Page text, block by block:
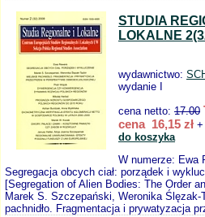
STUDIA
LOKALNE
wydawnictwo:
wydanie I
cena netto: 17.00
cena 16,15 zł
do koszyka
W numerze: Ewa
Segregacja obcych ciał: porządek i
[Segregation of Alien Bodies: The Order
Marek S. Szczepański, Weronika Ślęzak-
pachnidło. Fragmentacja i prywatyzacja